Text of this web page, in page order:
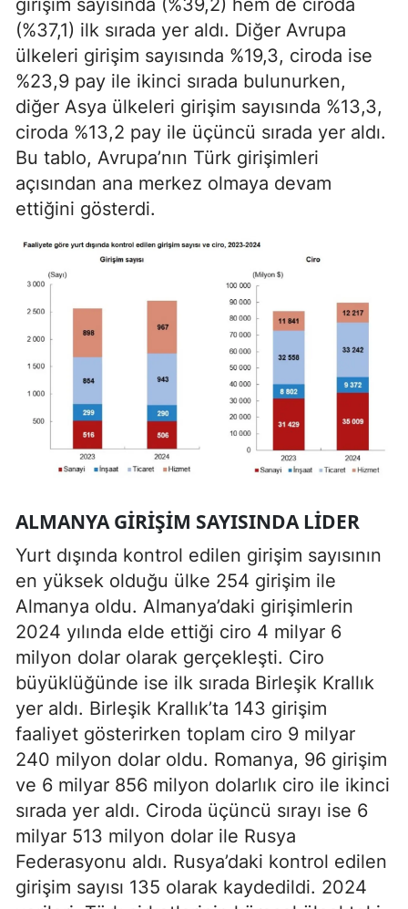
girişim sayısında (%39,2) hem de ciroda
(%37,1) ilk sırada yer aldı. Diğer Avrupa
ülkeleri girişim sayısında %19,3, ciroda ise
%23,9 pay ile ikinci sırada bulunurken,
diğer Asya ülkeleri girişim sayısında %13,3,
ciroda %13,2 pay ile üçüncü sırada yer aldı.
Bu tablo, Avrupa’nın Türk girişimleri
açısından ana merkez olmaya devam
ettiğini gösterdi.
ALMANYA GIRIŞIM SAYISINDA LIDER
Yurt dışında kontrol edilen girişim sayısının
en yüksek olduğu ülke 254 girişim ile
Almanya oldu. Almanya’daki girişimlerin
2024 yılında elde ettiği ciro 4 milyar 6
milyon dolar olarak gerçekleşti. Ciro
büyüklüğünde ise ilk sırada Birleşik Krallık
yer aldı. Birleşik Krallık’ta 143 girişim
faaliyet gösterirken toplam ciro 9 milyar
240 milyon dolar oldu. Romanya, 96 girişim
ve 6 milyar 856 milyon dolarlık ciro ile ikinci
sırada yer aldı. Ciroda üçüncü sırayı ise 6
milyar 513 milyon dolar ile Rusya
Federasyonu aldı. Rusya’daki kontrol edilen
girişim sayısı 135 olarak kaydedildi. 2024